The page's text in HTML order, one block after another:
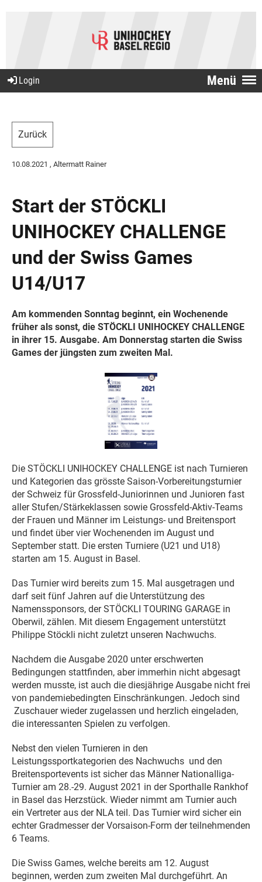
Menü
Login
Zurück
10.08.2021 , Altermatt Rainer
Start der STÖCKLI
UNIHOCKEY CHALLENGE
und der Swiss Games
U14/U17
Am kommenden Sonntag beginnt, ein Wochenende
früher als sonst, die STÖCKLI UNIHOCKEY CHALLENGE
in ihrer 15. Ausgabe. Am Donnerstag starten die Swiss
Games der jüngsten zum zweiten Mal.
Die STÖCKLI UNIHOCKEY CHALLENGE ist nach Turnieren
und Kategorien das grösste Saison-Vorbereitungsturnier
der Schweiz für Grossfeld-Juniorinnen und Junioren fast
aller Stufen/Stärkeklassen sowie Grossfeld-Aktiv-Teams
der Frauen und Männer im Leistungs- und Breitensport
und findet über vier Wochenenden im August und
September statt. Die ersten Turniere (U21 und U18)
starten am 15. August in Basel.
Das Turnier wird bereits zum 15. Mal ausgetragen und
darf seit fünf Jahren auf die Unterstützung des
Namenssponsors, der STÖCKLI TOURING GARAGE in
Oberwil, zählen. Mit diesem Engagement unterstützt
Philippe Stöckli nicht zuletzt unseren Nachwuchs.
Nachdem die Ausgabe 2020 unter erschwerten
Bedingungen stattfinden, aber immerhin nicht abgesagt
werden musste, ist auch die diesjährige Ausgabe nicht frei
von pandemiebedingten Einschränkungen. Jedoch sind
Zuschauer wieder zugelassen und herzlich eingeladen,
die interessanten Spielen zu verfolgen.
Nebst den vielen Turnieren in den
Leistungssportkategorien des Nachwuchs und den
Breitensportevents ist sicher das Männer Nationalliga-
Turnier am 28.-29. August 2021 in der Sporthalle Rankhof
in Basel das Herzstück. Wieder nimmt am Turnier auch
ein Vertreter aus der NLA teil. Das Turnier wird sicher ein
echter Gradmesser der Vorsaison-Form der teilnehmenden
6 Teams.
Die Swiss Games, welche bereits am 12. August
beginnen, werden zum zweiten Mal durchgeführt. An